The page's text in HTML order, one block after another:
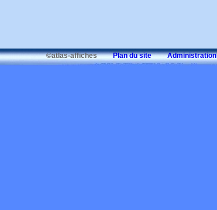
©atlas-affiches Plan du site Administration